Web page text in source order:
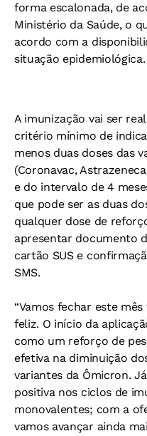
forma escalonada, de
Ministério da Saúde, o
acordo com a
situação epidemiológica.
A imunização vai ser
critério mínimo de
menos duas doses das
(Coronavac,
e do intervalo de 4
que pode ser as duas
qualquer dose de
apresentar documento
cartão SUS e
SMS.
“Vamos fechar este
feliz. O início da
como um reforço de
efetiva na diminuição
variantes da Ômicron.
positiva nos ciclos de
monovalentes; com a
vamos avançar ainda